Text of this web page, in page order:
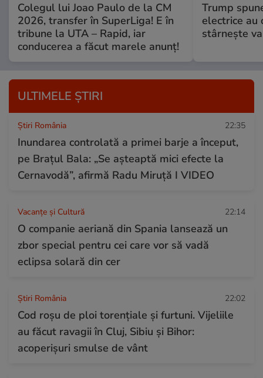
Colegul lui Joao Paulo de la CM
2026, transfer în SuperLiga! E în
tribune la UTA – Rapid, iar
conducerea a făcut marele anunț!
Trump
electrice au
stârnește
ULTIMELE ȘTIRI
Știri România 22:35
Inundarea controlată a primei barje a început,
pe Brațul Bala: „Se așteaptă mici efecte la
Cernavodă”, afirmă Radu Miruță I VIDEO
Vacanțe și Cultură 22:14
O companie aeriană din Spania lansează un
zbor special pentru cei care vor să vadă
eclipsa solară din cer
Știri România 22:02
Cod roșu de ploi torențiale și furtuni. Vijeliile
au făcut ravagii în Cluj, Sibiu și Bihor:
acoperișuri smulse de vânt